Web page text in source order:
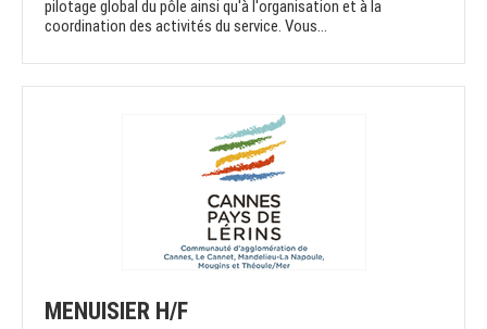
pilotage global du pôle ainsi qu'à l'organisation et à la
coordination des activités du service. Vous...
MENUISIER H/F